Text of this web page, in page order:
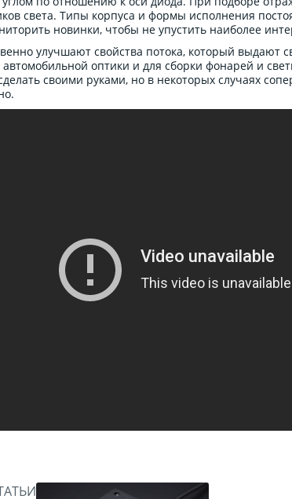
света. Типы корпуса и формы исполнения
новинки, чтобы не упустить наиболее
улучшают свойства потока, который выдают
оптики и для сборки фонарей и
своими руками, но в некоторых случаях